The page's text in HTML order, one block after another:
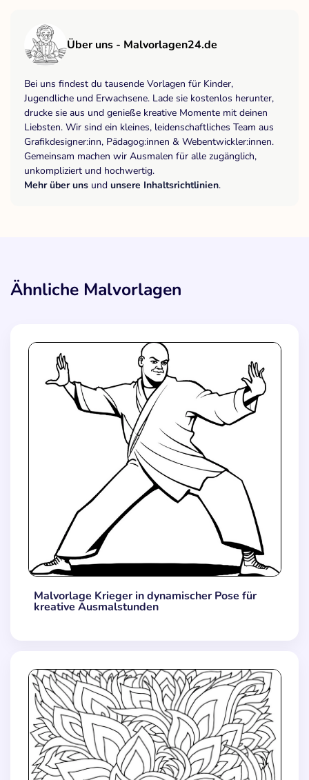
Über uns - Malvorlagen24.de
Bei uns findest du tausende Vorlagen für Kinder,
Jugendliche und Erwachsene. Lade sie kostenlos herunter,
drucke sie aus und genieße kreative Momente mit deinen
Liebsten. Wir sind ein kleines, leidenschaftliches Team aus
Grafikdesigner:inn, Pädagog:innen & Webentwickler:innen.
Gemeinsam machen wir Ausmalen für alle zugänglich,
unkompliziert und hochwertig.
Mehr über uns und unsere Inhaltsrichtlinien.
Ähnliche Malvorlagen
Malvorlage Krieger in dynamischer Pose für
kreative Ausmalstunden